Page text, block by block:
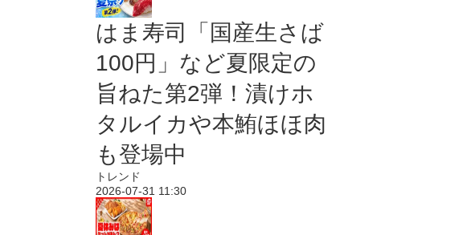
はま寿司「国産生さば
100円」など夏限定の
旨ねた第2弾！漬けホ
タルイカや本鮪ほほ肉
も登場中
トレンド
2026-07-31 11:30